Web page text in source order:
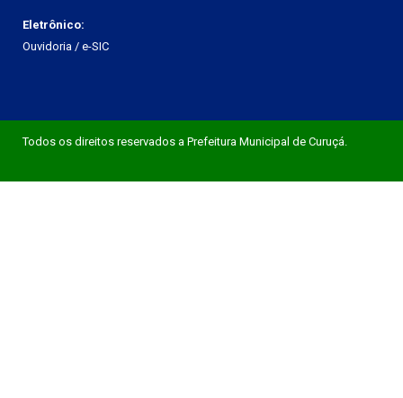
Eletrônico:
Ouvidoria / e-SIC
Todos os direitos reservados a Prefeitura Municipal de Curuçá.